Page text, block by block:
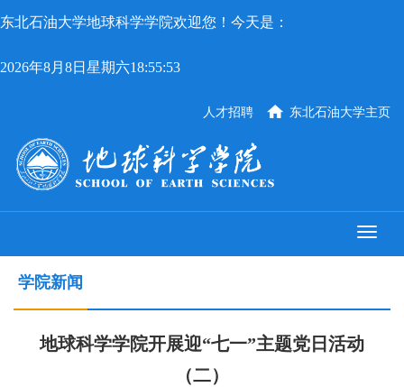
东北石油大学地球科学学院欢迎您！今天是：
2026年8月8日星期六18:55:53
东北石油大学主页
人才招聘
学院新闻
地球科学学院开展迎“七一”主题党日活动
（二）